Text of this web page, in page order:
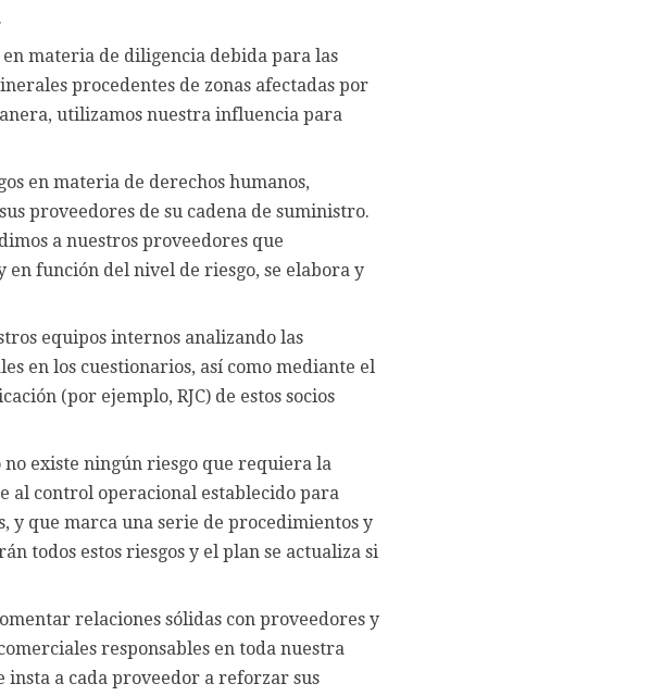
en materia de diligencia debida para las
procedentes de zonas afectadas por
utilizamos nuestra influencia para
en materia de derechos humanos,
proveedores de su cadena de suministro.
a nuestros proveedores que
función del nivel de riesgo, se elabora y
equipos internos analizando las
en los cuestionarios, así como mediante el
(por ejemplo, RJC) de estos socios
no existe ningún riesgo que requiera la
al control operacional establecido para
que marca una serie de procedimientos y
todos estos riesgos y el plan se actualiza si
relaciones sólidas con proveedores y
responsables en toda nuestra
insta a cada proveedor a reforzar sus